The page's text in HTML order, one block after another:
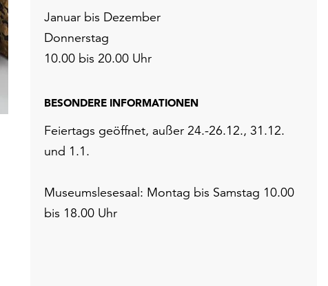
Januar bis Dezember
Donnerstag
10.00 bis 20.00 Uhr
BESONDERE INFORMATIONEN
Feiertags geöffnet, außer 24.-26.12., 31.12.
und 1.1.
Museumslesesaal: Montag bis Samstag 10.00
bis 18.00 Uhr